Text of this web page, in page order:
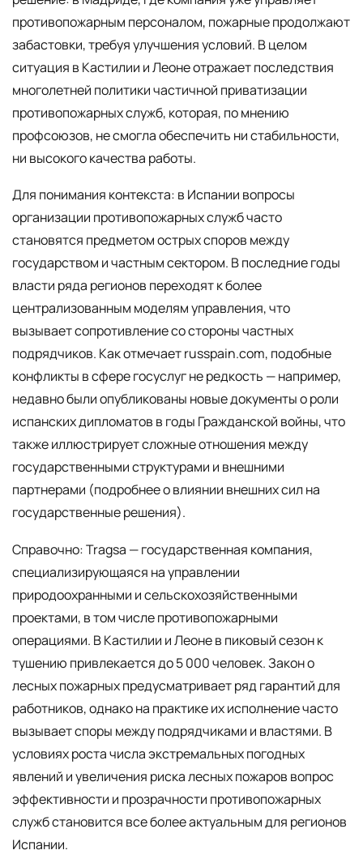
противопожарным персоналом, пожарные продолжают
забастовки, требуя улучшения условий. В целом
ситуация в Кастилии и Леоне отражает последствия
многолетней политики частичной приватизации
противопожарных служб, которая, по мнению
профсоюзов, не смогла обеспечить ни стабильности,
ни высокого качества работы.
Для понимания контекста: в Испании вопросы
организации противопожарных служб часто
становятся предметом острых споров между
государством и частным сектором. В последние годы
власти ряда регионов переходят к более
централизованным моделям управления, что
вызывает сопротивление со стороны частных
подрядчиков. Как отмечает russpain.com, подобные
конфликты в сфере госуслуг не редкость — например,
недавно были опубликованы новые документы о роли
испанских дипломатов в годы Гражданской войны, что
также иллюстрирует сложные отношения между
государственными структурами и внешними
партнерами (подробнее о влиянии внешних сил на
государственные решения).
Справочно: Tragsa — государственная компания,
специализирующаяся на управлении
природоохранными и сельскохозяйственными
проектами, в том числе противопожарными
операциями. В Кастилии и Леоне в пиковый сезон к
тушению привлекается до 5 000 человек. Закон о
лесных пожарных предусматривает ряд гарантий для
работников, однако на практике их исполнение часто
вызывает споры между подрядчиками и властями. В
условиях роста числа экстремальных погодных
явлений и увеличения риска лесных пожаров вопрос
эффективности и прозрачности противопожарных
служб становится все более актуальным для регионов
Испании.